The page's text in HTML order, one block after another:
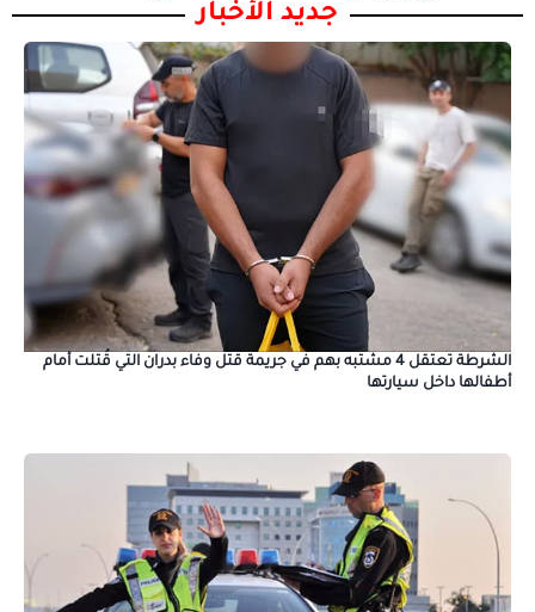
جديد الأخبار
الشرطة تعتقل 4 مشتبه بهم في جريمة قتل وفاء بدران التي قُتلت أمام
أطفالها داخل سيارتها